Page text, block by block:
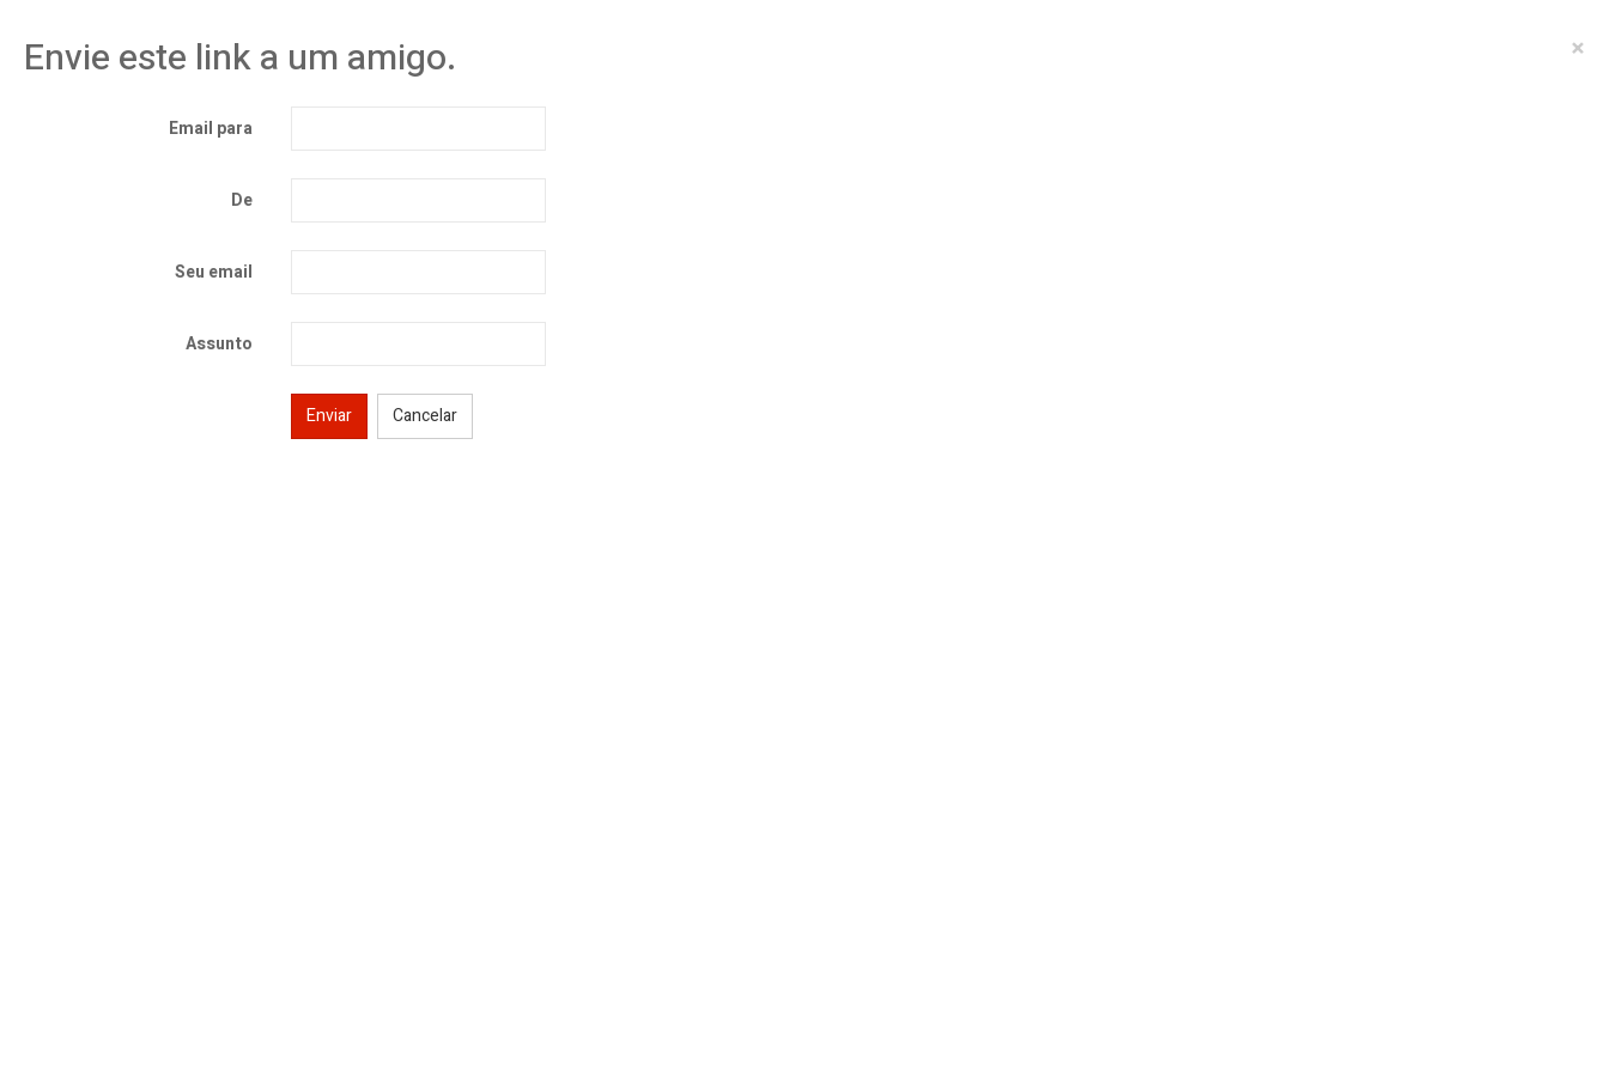
Envie este link a um amigo. ×
Email para
De
Seu email
Assunto
Enviar Cancelar